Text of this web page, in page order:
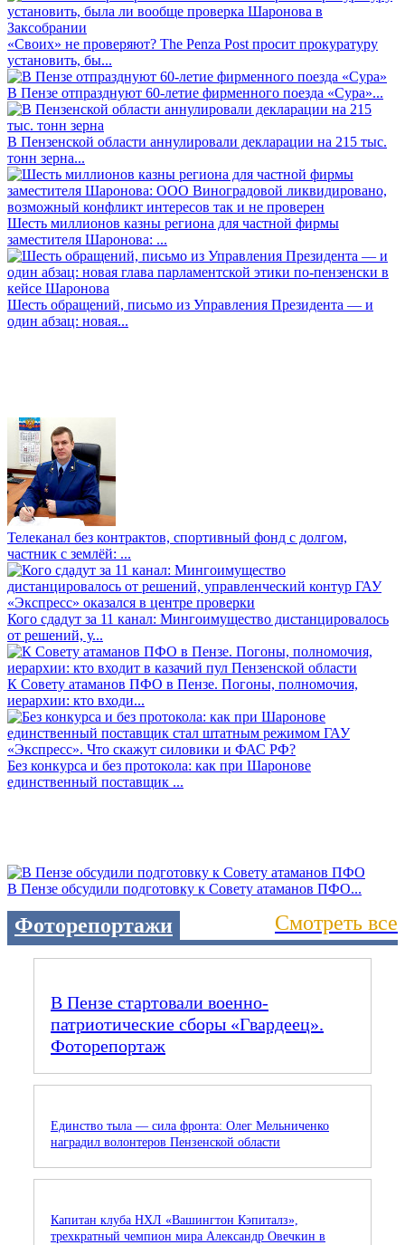
«Своих» не проверяют? The Penza Post просит прокуратуру
установить, бы...
В Пензе отпразднуют 60-летие фирменного поезда «Сура»...
В Пензенской области аннулировали декларации на 215 тыс.
тонн зерна...
Шесть миллионов казны региона для частной фирмы
заместителя Шаронова: ...
Шесть обращений, письмо из Управления Президента — и
один абзац: новая...
Телеканал без контрактов, спортивный фонд с долгом,
частник с землёй: ...
Кого сдадут за 11 канал: Мингоимущество дистанцировалось
от решений, у...
К Совету атаманов ПФО в Пензе. Погоны, полномочия,
иерархии: кто входи...
Без конкурса и без протокола: как при Шаронове
единственный поставщик ...
В Пензе обсудили подготовку к Совету атаманов ПФО...
Фоторепортажи Смотреть все
В Пензе стартовали военно-
патриотические сборы «Гвардеец».
Фоторепортаж
Единство тыла — сила фронта: Олег Мельниченко
наградил волонтеров Пензенской области
Капитан клуба НХЛ «Вашингтон Кэпиталз»,
трехкратный чемпион мира Александр Овечкин в